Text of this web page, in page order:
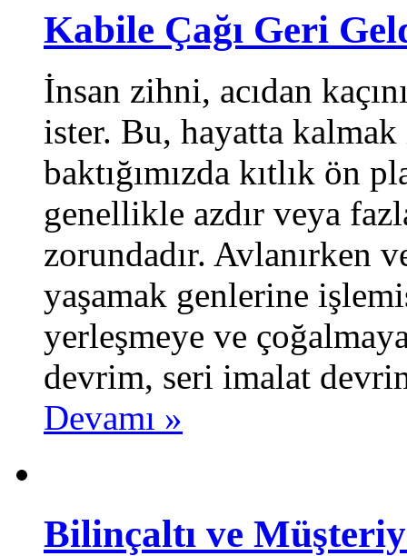
Kabile Çağı Geri
İnsan zihni, acıdan
ister. Bu, hayatta
baktığımızda kıtlık ön
genellikle azdır veya
zorundadır. Avlanırken
yaşamak genlerine
yerleşmeye ve
devrim, seri imalat
Devamı »
Bilinçaltı ve